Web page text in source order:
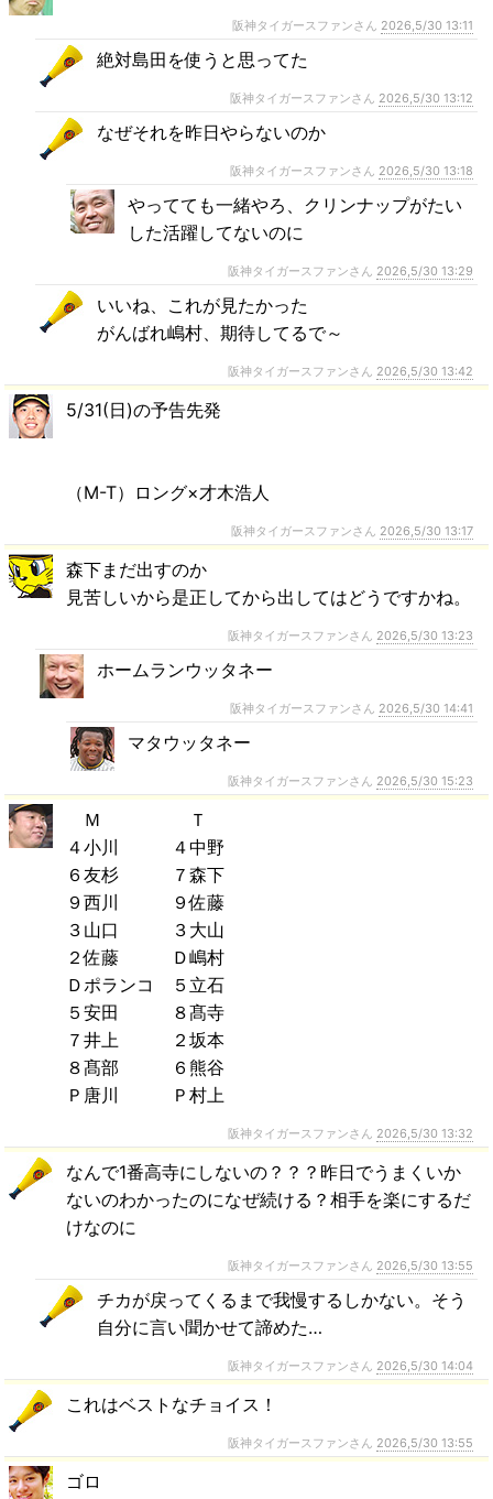
阪神タイガースファンさん 2026,5/30 13:11
絶対島田を使うと思ってた
阪神タイガースファンさん 2026,5/30 13:12
なぜそれを昨日やらないのか
阪神タイガースファンさん 2026,5/30 13:18
やってても一緒やろ、クリンナップがたい
した活躍してないのに
阪神タイガースファンさん 2026,5/30 13:29
いいね、これが見たかった
がんばれ嶋村、期待してるで～
阪神タイガースファンさん 2026,5/30 13:42
5/31(日)の予告先発
（M-T）ロング×才木浩人
阪神タイガースファンさん 2026,5/30 13:17
森下まだ出すのか
見苦しいから是正してから出してはどうですかね。
阪神タイガースファンさん 2026,5/30 13:23
ホームランウッタネー
阪神タイガースファンさん 2026,5/30 14:41
マタウッタネー
阪神タイガースファンさん 2026,5/30 15:23
Ｍ Ｔ
４小川 ４中野
６友杉 ７森下
９西川 ９佐藤
３山口 ３大山
２佐藤 Ｄ嶋村
Ｄポランコ ５立石
５安田 ８髙寺
７井上 ２坂本
８髙部 ６熊谷
Ｐ唐川 Ｐ村上
阪神タイガースファンさん 2026,5/30 13:32
なんで1番高寺にしないの？？？昨日でうまくいか
ないのわかったのになぜ続ける？相手を楽にするだ
けなのに
阪神タイガースファンさん 2026,5/30 13:55
チカが戻ってくるまで我慢するしかない。そう
自分に言い聞かせて諦めた…
阪神タイガースファンさん 2026,5/30 14:04
これはベストなチョイス！
阪神タイガースファンさん 2026,5/30 13:55
ゴロ